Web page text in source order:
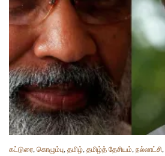
கட்டுரை, கொழும்பு, தமிழ், தமிழ்த் தேசியம், நல்லாட்சி,